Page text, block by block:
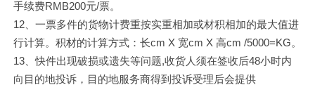
手续费RMB200元/票。
12、一票多件的货物计费重按实重相加或材积相加的最大值进
行计算。积材的计算方式：长cm X 宽cm X 高cm /5000=KG。
13、快件出现破损或遗失等问题,收货人须在签收后48小时内
向目的地投诉，目的地服务商得到投诉受理后会提供